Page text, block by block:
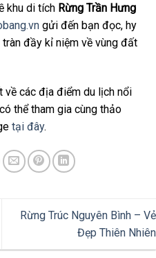
khu di tích Rừng Trần Hưng
gửi đến bạn đọc, hy
đầy kỉ niệm về vùng đất
các địa điểm du lịch nổi
thể tham gia cùng thảo
tại đây.
Rừng Trúc Nguyên Bình – Vẻ
Đẹp Thiên Nhiên